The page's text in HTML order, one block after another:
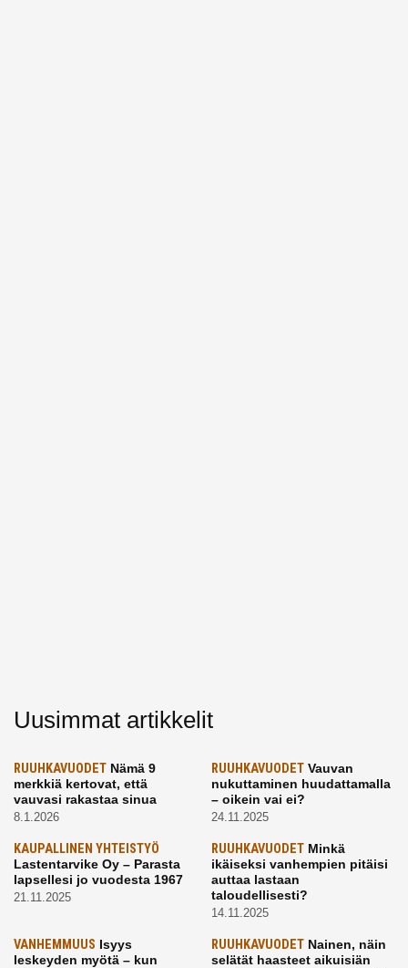
Uusimmat artikkelit
RUUHKAVUODET Nämä 9
merkkiä kertovat, että
vauvasi rakastaa sinua
8.1.2026
RUUHKAVUODETVauvan
nukuttaminen huudattamalla
– oikein vai ei?
24.11.2025
KAUPALLINEN YHTEISTYÖ
Lastentarvike Oy – Parasta
lapsellesi jo vuodesta 1967
21.11.2025
RUUHKAVUODETMinkä
ikäiseksi vanhempien pitäisi
auttaa lastaan
taloudellisesti?
14.11.2025
VANHEMMUUS Isyys
leskeyden myötä – kun
RUUHKAVUODETNainen, näin
selätät haasteet aikuisiän